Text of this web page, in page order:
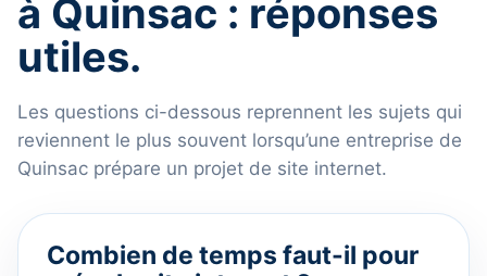
à Quinsac : réponses
utiles.
Les questions ci-dessous reprennent les sujets qui
reviennent le plus souvent lorsqu’une entreprise de
Quinsac prépare un projet de site internet.
Combien de temps faut-il pour